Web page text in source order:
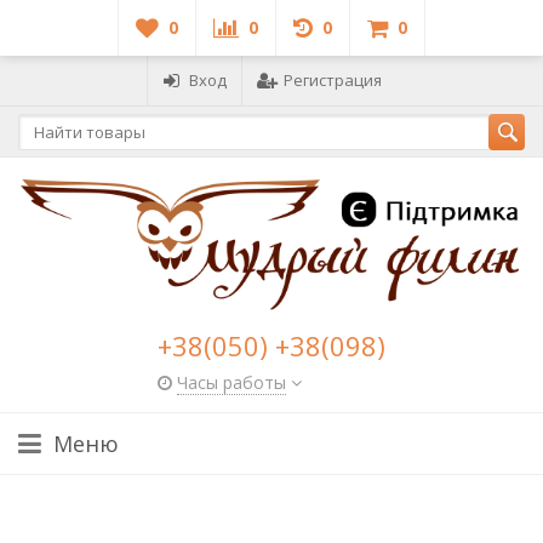
0 0 0 0
Вход Регистрация
+38(050) +38(098)
Часы работы
Меню